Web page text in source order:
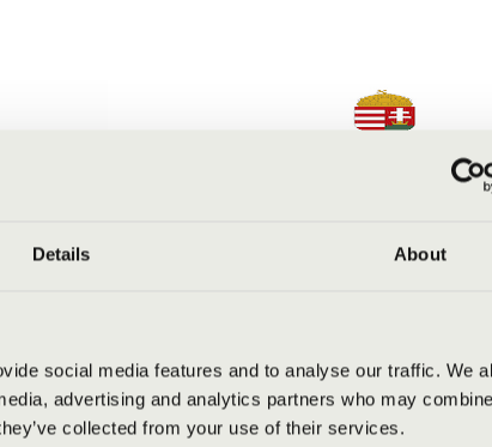
Details About
social media features and to analyse our traffic. We
advertising and analytics partners who may
collected from your use of their services.